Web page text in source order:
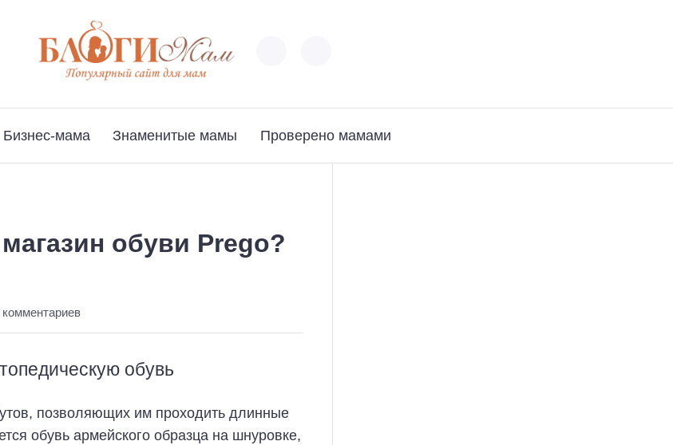
Бизнес-мама Знаменитые мамы Проверено мамами
обуви Prego?
комментариев
обувь
позволяющих им проходить длинные
обувь армейского образца на шнуровке,